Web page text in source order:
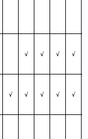
√ √ √ √
√ √ √ √ √